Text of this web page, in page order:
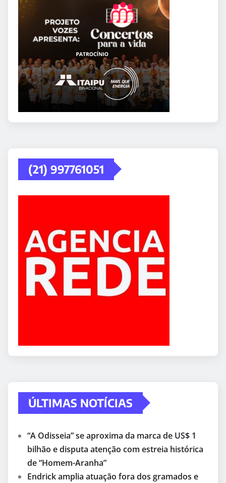
(21) 997761051
ÚLTIMAS NOTÍCIAS
“A Odisseia” se aproxima da marca de US$ 1
bilhão e disputa atenção com estreia histórica
de “Homem-Aranha”
Endrick amplia atuação fora dos gramados e